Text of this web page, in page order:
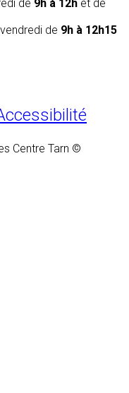
de 9h à 12h et de
de 9h à 12h15
Centre Tarn ©